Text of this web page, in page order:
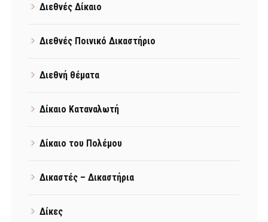
Διεθνές Δίκαιο
Διεθνές Ποινικό Δικαστήριο
Διεθνή θέματα
Δίκαιο Καταναλωτή
Δίκαιο του Πολέμου
Δικαστές – Δικαστήρια
Δίκες